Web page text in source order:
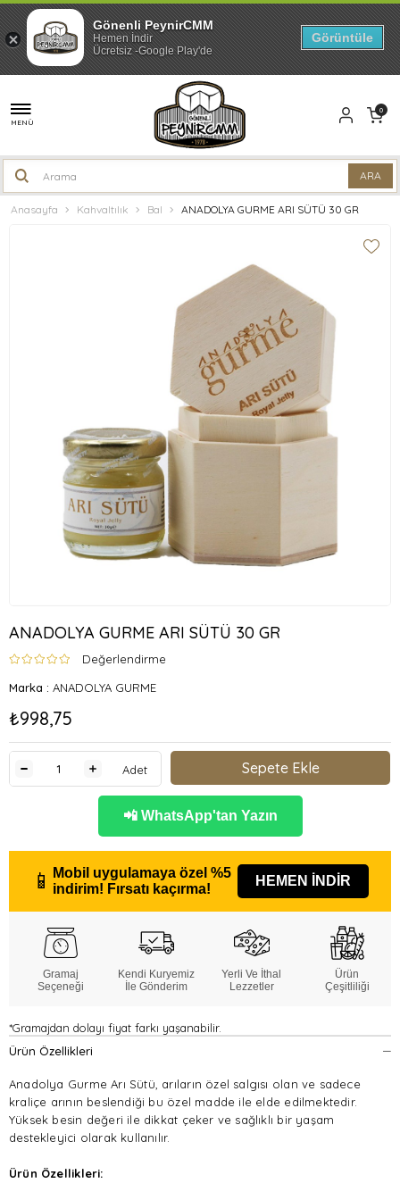
MENÜ
0
Anasayfa Kahvaltılık Bal ANADOLYA GURME ARI SÜTÜ 30 GR
ANADOLYA GURME ARI SÜTÜ 30 GR
Değerlendirme
Marka : ANADOLYA GURME
₺998,75
Adet
📲 WhatsApp'tan Yazın
📱 Mobil uygulamaya özel %5
indirim! Fırsatı kaçırma!
HEMEN İNDİR
Gramaj
Seçeneği
Kendi Kuryemiz
İle Gönderim
Yerli Ve İthal
Lezzetler
Ürün
Çeşitliliği
*Gramajdan dolayı fiyat farkı yaşanabilir.
Ürün Özellikleri
Anadolya Gurme Arı Sütü, arıların özel salgısı olan ve sadece
kraliçe arının beslendiği bu özel madde ile elde edilmektedir.
Yüksek besin değeri ile dikkat çeker ve sağlıklı bir yaşam
destekleyici olarak kullanılır.
Ürün Özellikleri:
Gönenli PeynirCMM
Hemen İndir
Ücretsiz -Google Play'de
Görüntüle